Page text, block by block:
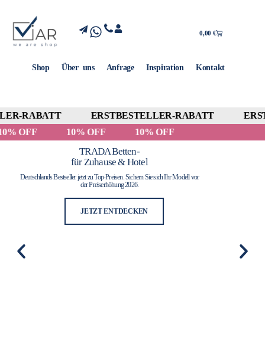
0,00 €
Shop Über uns Anfrage Inspiration Kontakt
RABATT ERSTBESTELLER-RABATT
10% OFF
10% OFF 10% OFF
TRADA Betten-
für Zuhause & Hotel
Deutschlands Bestseller jetzt zu Top-Preisen. Sichern Sie sich Ihr Modell vor
der Preiserhöhung 2026.
JETZT ENTDECKEN